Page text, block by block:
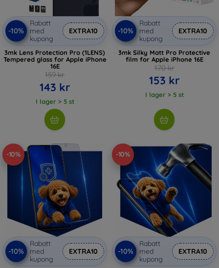
-10%
Rabatt
med
kupong
EXTRA10
3mk Lens Protection Pro (1LENS)
Tempered glass for Apple iPhone
16E
159 kr
143 kr
I lager > 5 st
-10%
Rabatt
med
kupong
EXTRA10
3mk Silky Matt Pro Protective
film for Apple iPhone 16E
170 kr
153 kr
I lager > 5 st
-10%
-10%
Rabatt
med
kupong
EXTRA10
-10%
-10%
Rabatt
med
kupong
EXTRA10